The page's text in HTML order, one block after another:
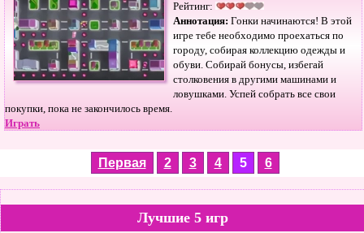
Рейтинг:
Аннотация: Гонки начинаются! В этой
игре тебе необходимо проехаться по
городу, собирая коллекцию одежды и
обуви. Собирай бонусы, избегай
столковения в другими машинами и
ловушками. Успей собрать все свои
покупки, пока не закончилось время.
Играть
Первая 2 3 4 5 6
Лучшие 5 игр